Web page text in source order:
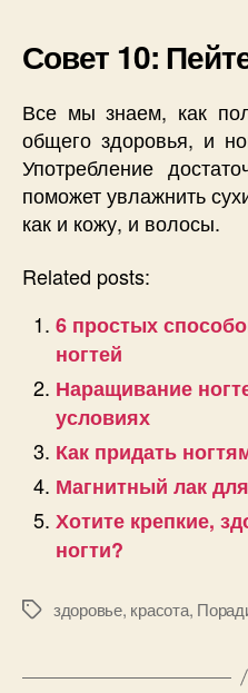
Совет 10:
Все мы знаем, как
общего здоровья, и
Употребление
поможет увлажнить
как и кожу, и волосы.
Related posts:
6 простых
ногтей
Наращивание
условиях
Как придать
Магнитный лак
Хотите крепкие,
ногти?
Позначки
здоровье, красота,